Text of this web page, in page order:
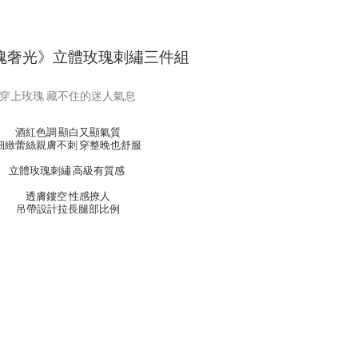
奢光》立體玫瑰刺繡三件組
穿上玫瑰 藏不住的迷人氣息
酒紅色調 顯白又顯氣質
緻蕾絲親膚不刺 穿整晚也舒服
立體玫瑰刺繡 高級有質感
透膚鏤空 性感撩人
吊帶設計拉長腿部比例